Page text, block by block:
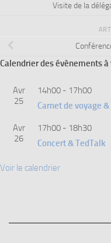
Visite de la
Calendrier des évènements à
Avr
25
14h00 - 17h00
Carnet de voyage
Avr
26
17h00 - 18h30
Concert & TedTalk
Voir le calendrier